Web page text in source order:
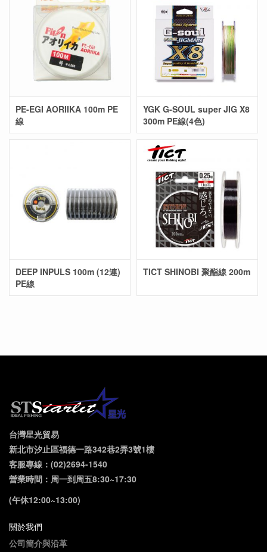
PE-EGI AORIIKA 100m PE
線
YGK G-SOUL super JIG X8
300m PE線(4色)
DEEP INPULS 100m (12連)
PE線
TICT SHINOBI 聚酯線 200m
台灣星光貿易
新北市汐止區福德一路342巷2弄3號1樓
客服專線：(02)2694-1540
營業時間：周一到周五8:30~17:30
(午休12:00~13:00)
關於我們
公司簡介與沿革